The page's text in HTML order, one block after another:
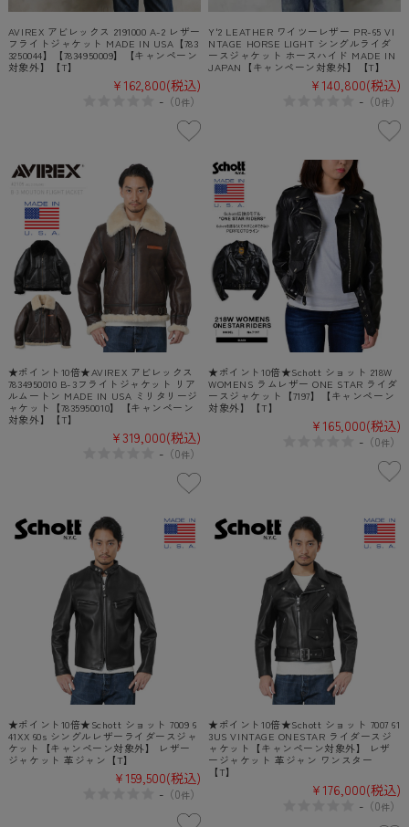
AVIREX アビレックス 2191000 A-2 レザー
フライトジャケット MADE IN USA【783
3250044】【7834950009】【キャンペーン
対象外】【T】
¥162,800(税込)
-（0件）
Y'2 LEATHER ワイツーレザー PR-65 VI
NTAGE HORSE LIGHT シングルライダ
ースジャケット ホースハイド MADE IN
JAPAN【キャンペーン対象外】【T】
¥140,800(税込)
- （0件）
★ポイント10倍★AVIREX アビレックス
7834950010 B-3フライトジャケット リア
ルムートン MADE IN USA ミリタリージ
ャケット【7835950010】【キャンペーン
対象外】【T】
¥319,000(税込)
-（0件）
★ポイント10倍★Schott ショット 218W
WOMENS ラムレザー ONE STAR ライダ
ースジャケット【7197】【キャンペーン
対象外】【T】
¥165,000(税込)
- （0件）
★ポイント10倍★Schott ショット 7009 6
41XX 60s シングルレザーライダースジャ
ケット【キャンペーン対象外】 レザー
ジャケット 革ジャン【T】
¥159,500(税込)
-（0件）
★ポイント10倍★Schott ショット 7007 61
3US VINTAGE ONESTAR ライダースジ
ャケット【キャンペーン対象外】 レザ
ージャケット 革ジャン ワンスター
【T】
¥176,000(税込)
- （0件）